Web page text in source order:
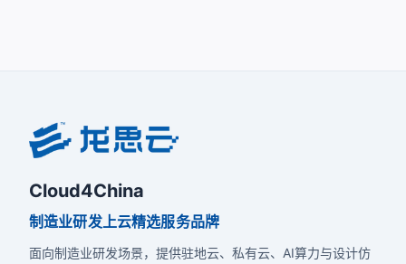
Cloud4China
制造业研发上云精选服务品牌
面向制造业研发场景，提供驻地云、私有云、AI算力与设计仿